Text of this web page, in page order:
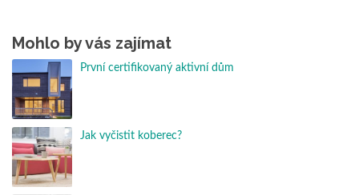
Mohlo by vás zajímat
První certifikovaný aktivní dům
Jak vyčistit koberec?